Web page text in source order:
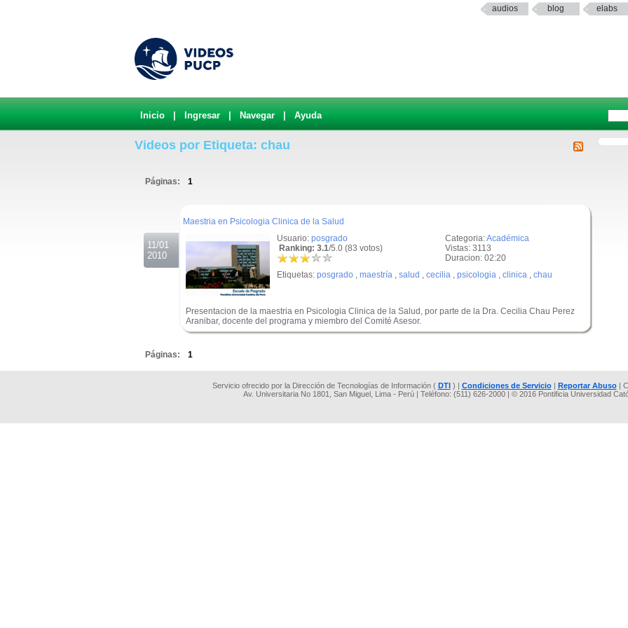
audios blog elabs
Inicio Ingresar Navegar Ayuda
Videos por Etiqueta: chau
Páginas: 1
11/01
2010
Maestria en Psicologia Clinica de la Salud
Categoria:Académica
Vistas: 3113
Duracion: 02:20
Usuario: posgrado
Ranking: 3.1/5.0 (83 votos)
Etiquetas: posgrado , maestría , salud , cecilia , psicologia , clinica , chau
Presentacion de la maestria en Psicologia Clinica de la Salud, por parte de la Dra. Cecilia Chau Perez
Aranibar, docente del programa y miembro del Comité Asesor.
Páginas: 1
Servicio ofrecido por la Dirección de Tecnologías de Información ( DTI) | Condiciones de Servicio| Reportar Abuso|
Av. Universitaria No 1801, San Miguel, Lima - Perú | Teléfono: (511) 626-2000 | © 2016 Pontificia Universidad